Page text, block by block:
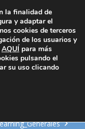
Área Privada
de
la finalidad de
y adaptar el
cookies de terceros
de los usuarios y
AQUÍ para más
pulsando el
su uso clicando